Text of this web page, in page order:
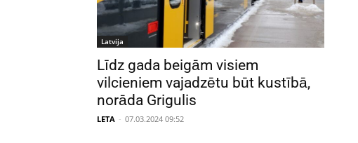
Latvija
Līdz gada beigām visiem
vilcieniem vajadzētu būt kustībā,
norāda Grigulis
LETA - 07.03.2024 09:52